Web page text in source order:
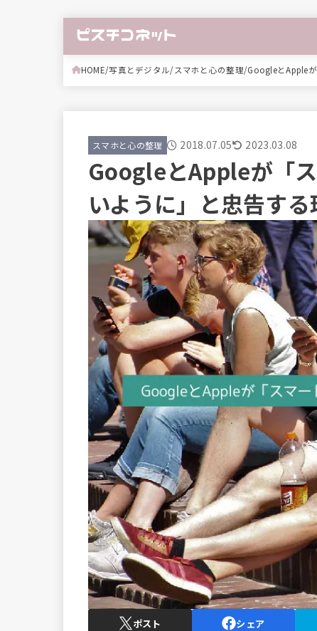
HOME 写真とデジタル スマホと心の整理 GoogleとApple
スマホと心の整理 2018.07.05 2023.03.08
GoogleとAppleが「
いように」と忠告する
ポスト シェア